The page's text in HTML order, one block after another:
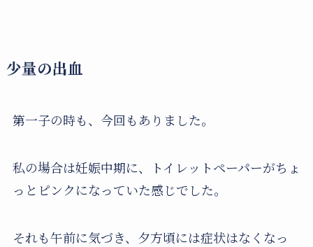
少量の出血
第一子の時も、今回もありました。
私の場合は妊娠中期に、トイレットペーパーがちょ
っとピンクになっていた感じでした。
それも午前に気づき、夕方頃には症状はなくなっ